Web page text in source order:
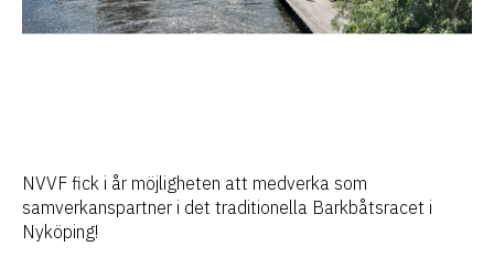
NVVF fick i år möjligheten att medverka som
samverkanspartner i det traditionella Barkbåtsracet i
Nyköping!